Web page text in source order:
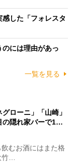
感した「フォレスタ
には理由があっ
一覧を見る
ローニ」「山崎」
の隠れ家バーで1…
むお酒にはまた格
…